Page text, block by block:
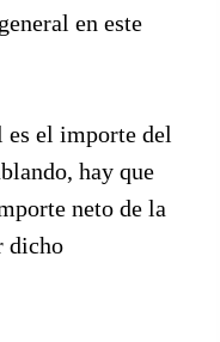
en este
es el importe del
hay que
neto de la
dicho